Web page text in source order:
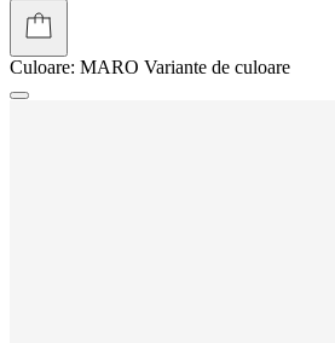
Culoare: MARO Variante de culoare